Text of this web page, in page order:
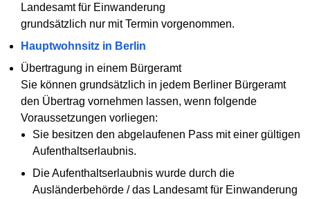
Landesamt für Einwanderung
grundsätzlich nur mit Termin vorgenommen.
Hauptwohnsitz in Berlin
Übertragung in einem Bürgeramt
Sie können grundsätzlich in jedem Berliner Bürgeramt
den Übertrag vornehmen lassen, wenn folgende
Voraussetzungen vorliegen:
Sie besitzen den abgelaufenen Pass mit einer gültigen
Aufenthaltserlaubnis.
Die Aufenthaltserlaubnis wurde durch die
Ausländerbehörde / das Landesamt für Einwanderung